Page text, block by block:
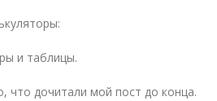
и таблицы.
что дочитали мой пост до конца.